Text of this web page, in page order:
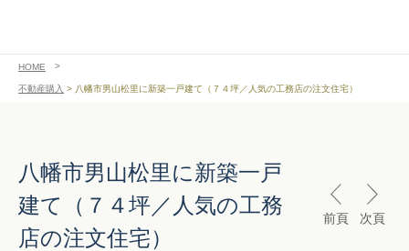
HOME
不動産購入 > 八幡市男山松里に新築一戸建て（７４坪／人気の工務店の注文住宅）
八幡市男山松里に新築一戸
建て（７４坪／人気の工務
店の注文住宅）
前頁 次頁